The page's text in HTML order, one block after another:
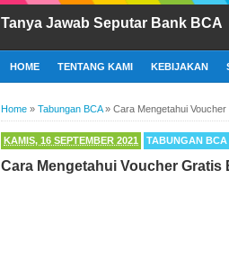
Tanya Jawab Seputar Bank BCA
HOME TENTANG KAMI KEBIJAKAN
Home » Tabungan BCA» Cara Mengetahui
KAMIS, 16 SEPTEMBER 2021 TABUNGAN BCA
Cara Mengetahui Voucher